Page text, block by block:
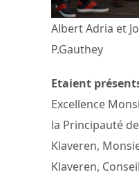
Albert Adria et
P.Gauthey
Etaient
Excellence
la Principauté
Klaveren,
Klaveren,